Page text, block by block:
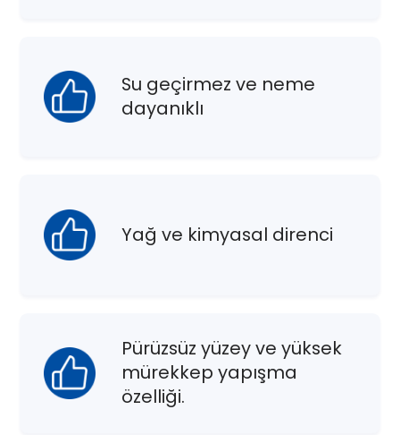
Su geçirmez ve neme
dayanıklı
Yağ ve kimyasal direnci
Pürüzsüz yüzey ve yüksek
mürekkep yapışma
özelliği.